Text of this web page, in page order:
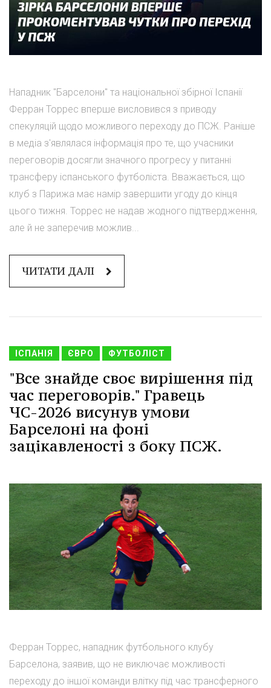
Нападник "Барселони" та національної збірної Іспанії
Ферран Торрес вперше висловився з приводу
спекуляцій щодо можливого переходу до ПСЖ. Раніше
в медіа з'являлася інформація про те, що учасники
переговорів досягли значного прогресу у питанні
трансферу іспанського футболіста. Вважається, що
клуб з Парижа має намір завершити угоду до кінця
цього тижня. Торрес не надав жодного підтвердження,
але й не заперечив можлив...
ЧИТАТИ ДАЛІ
ІСПАНІЯ ЄВРО ФУТБОЛІСТ
"Все знайде своє вирішення під
час переговорів." Гравець
ЧС-2026 висунув умови
Барселоні на фоні
зацікавленості з боку ПСЖ.
Ферран Торрес, нападник футбольного клубу
Барселона, заявив, що не виключає можливості
переходу до іншої команди влітку під час трансферного